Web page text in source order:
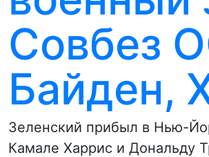
Совбез
Байден,
Зеленский прибыл в Нью-
Камале Харрис и Дональду